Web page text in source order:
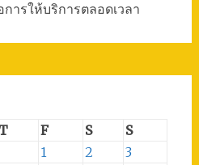
ารให้บริการตลอดเวลา
T F S
S
1
2
3